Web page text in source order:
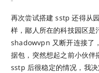
再次尝试搭建 sstp 还得从
样，鄙人所在的科技园区
shadowvpn 又断开连接了
据包，突然想起之前小伙
sstp 后很稳定的情况，我